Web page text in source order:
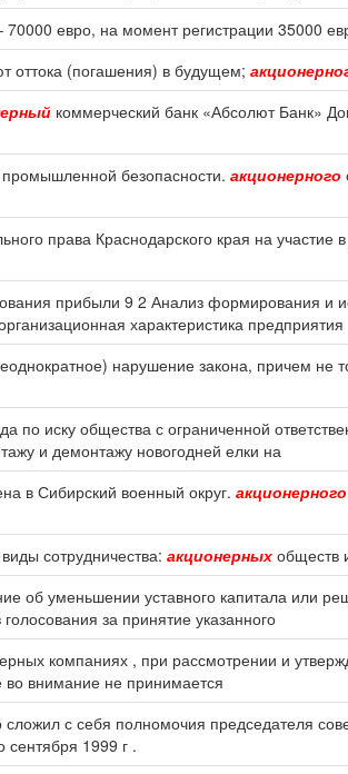
70000 евро, на момент регистрации 35000
оттока (погашения) в будущем;
коммерческий банк «Абсолют Банк»
безопасности. акционерного
права Краснодарского края на участие
прибыли 9 2 Анализ формирования и
характеристика предприятия
нарушение закона, причем не
по иску общества с ограниченной
и демонтажу новогодней елки на
в Сибирский военный округ. акционерного
сотрудничества: акционерных обществ
об уменьшении уставного капитала или
за принятие указанного
компаниях , при рассмотрении и
во внимание не принимается
с себя полномочия председателя
сентября 1999 г .